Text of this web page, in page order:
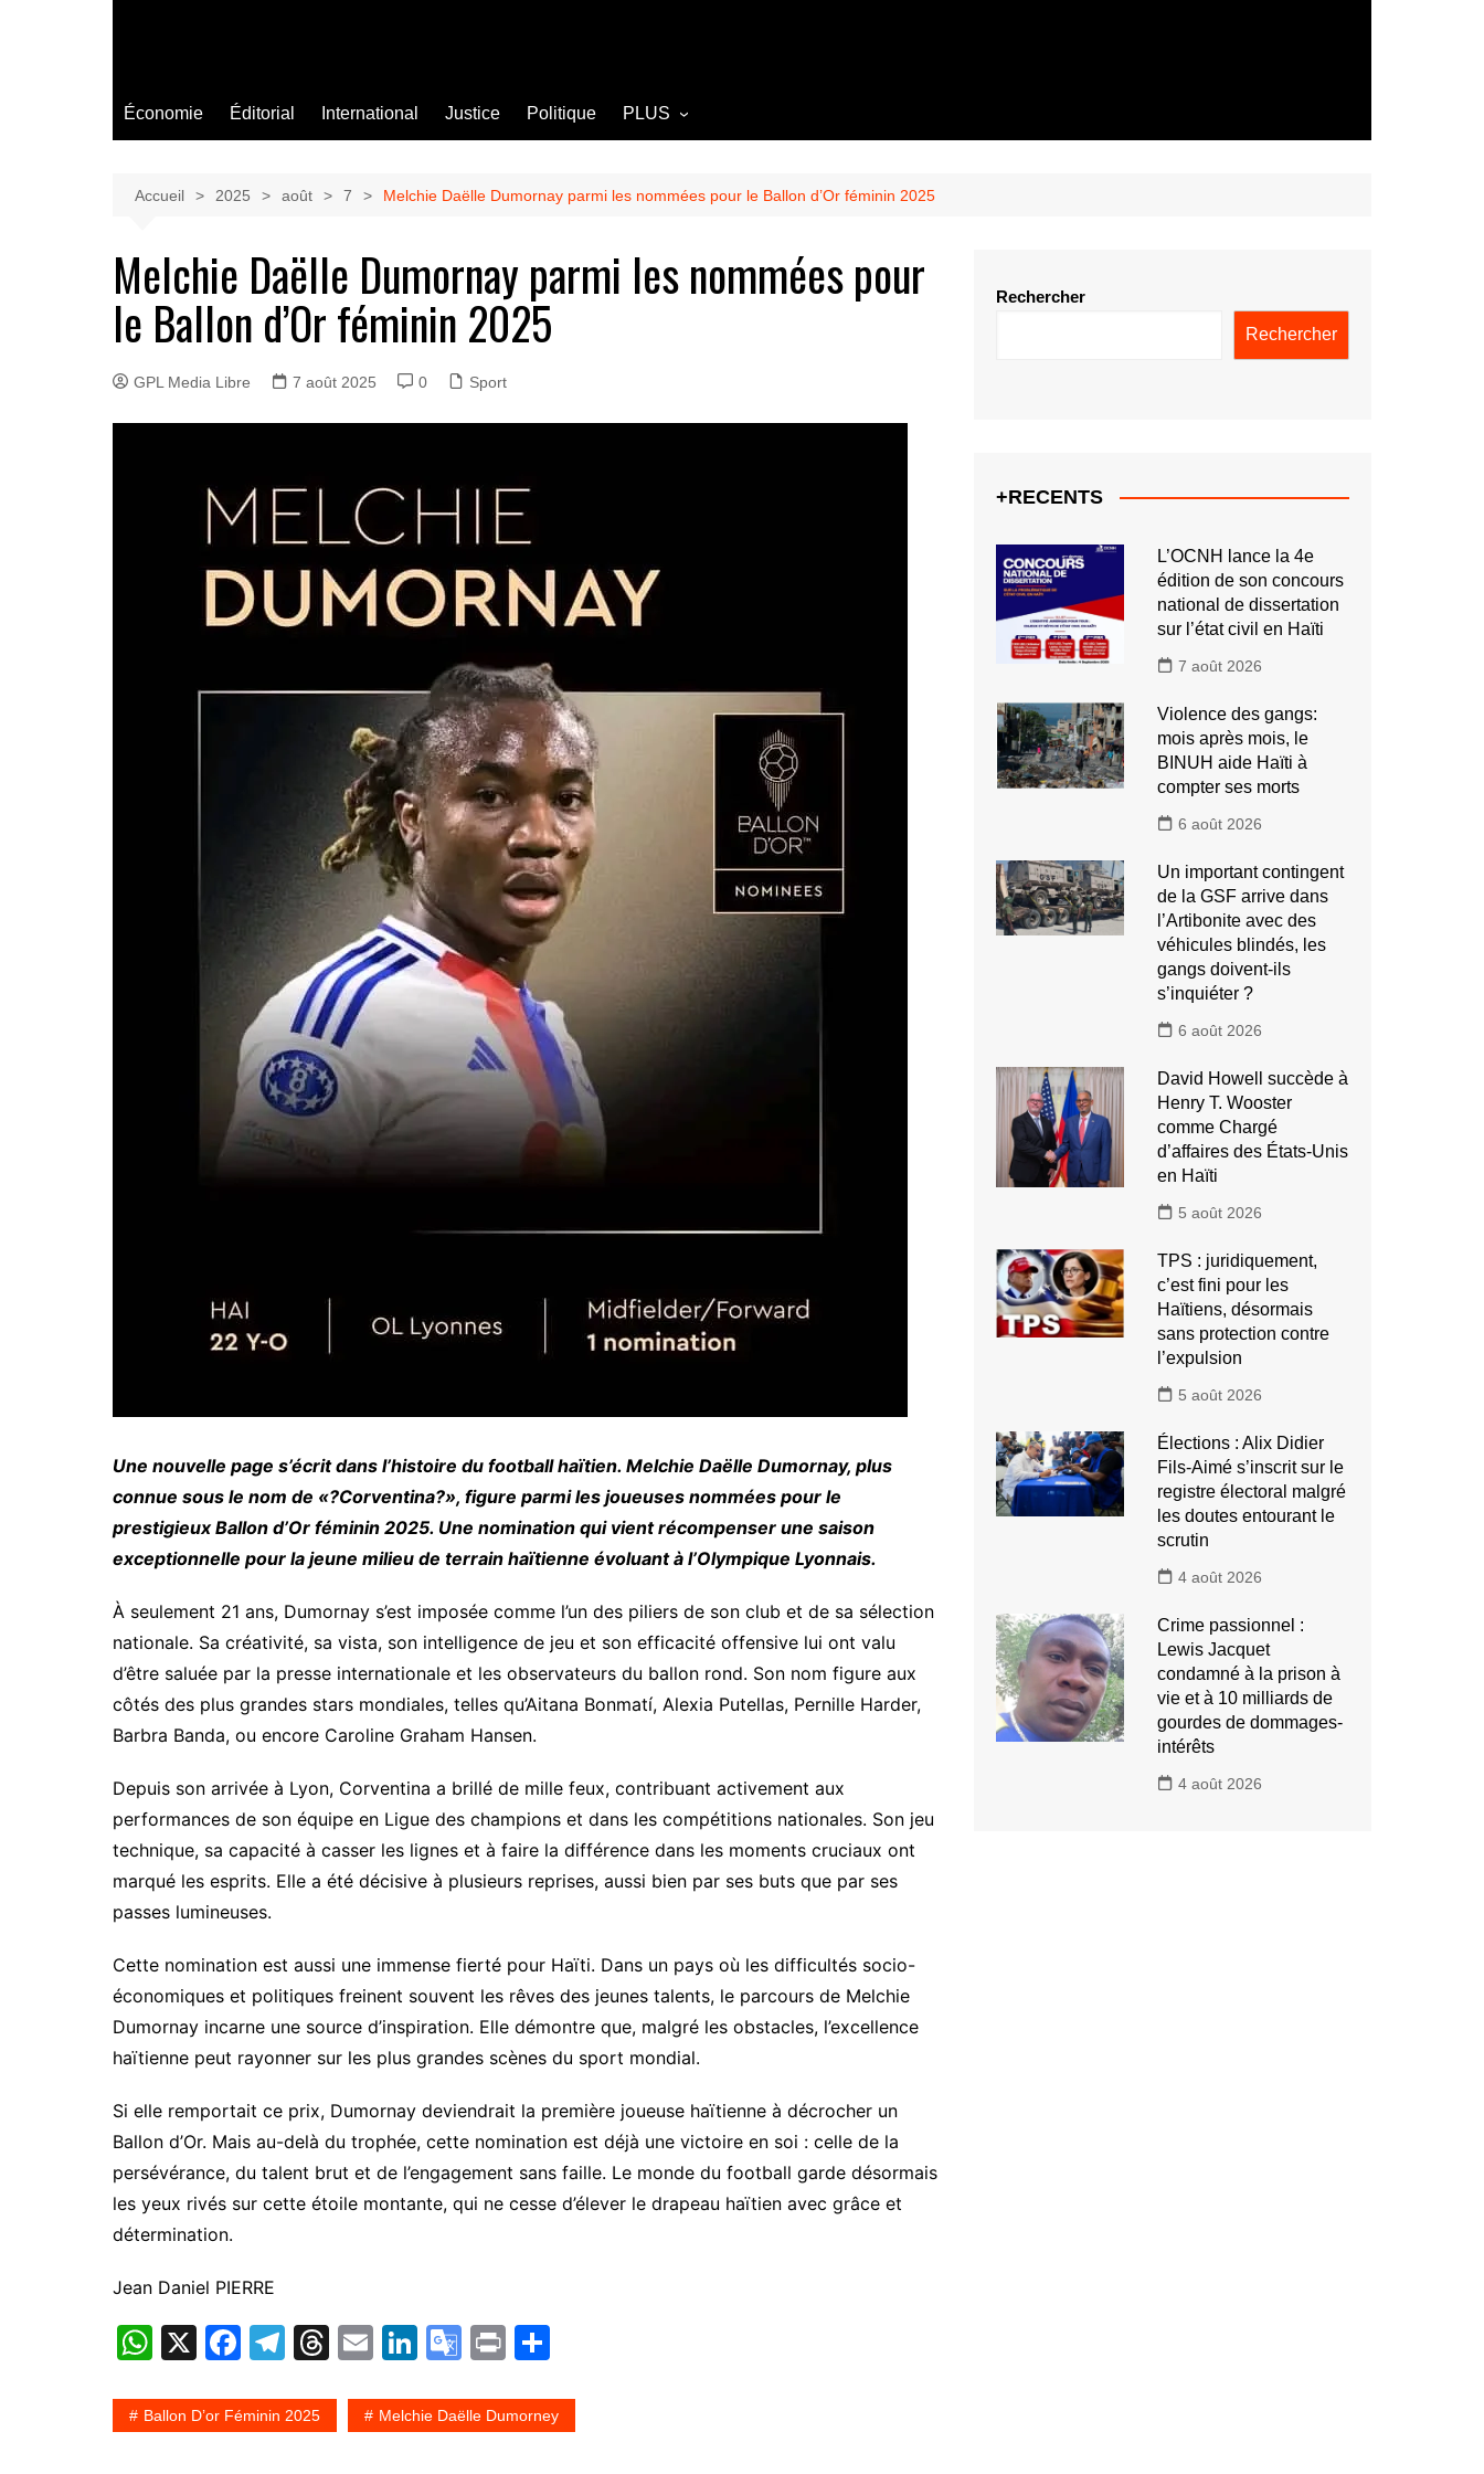
Économie Éditorial International Justice Politique PLUS
Culture
Société
Accueil 2025 août 7 Melchie Daëlle Dumornay parmi les nommées pour le Ballon d’Or féminin 2025
Melchie Daëlle Dumornay parmi les nommées pour
le Ballon d’Or féminin 2025
GPL Media Libre 7 août 2025 0 Sport
Une nouvelle page s’écrit dans l’histoire du football haïtien. Melchie Daëlle Dumornay, plus
connue sous le nom de «?Corventina?», figure parmi les joueuses nommées pour le
prestigieux Ballon d’Or féminin 2025. Une nomination qui vient récompenser une saison
exceptionnelle pour la jeune milieu de terrain haïtienne évoluant à l’Olympique Lyonnais.
À seulement 21 ans, Dumornay s’est imposée comme l’un des piliers de son club et de sa sélection
nationale. Sa créativité, sa vista, son intelligence de jeu et son efficacité offensive lui ont valu
d’être saluée par la presse internationale et les observateurs du ballon rond. Son nom figure aux
côtés des plus grandes stars mondiales, telles qu’Aitana Bonmatí, Alexia Putellas, Pernille Harder,
Barbra Banda, ou encore Caroline Graham Hansen.
Depuis son arrivée à Lyon, Corventina a brillé de mille feux, contribuant activement aux
performances de son équipe en Ligue des champions et dans les compétitions nationales. Son jeu
technique, sa capacité à casser les lignes et à faire la différence dans les moments cruciaux ont
marqué les esprits. Elle a été décisive à plusieurs reprises, aussi bien par ses buts que par ses
passes lumineuses.
Cette nomination est aussi une immense fierté pour Haïti. Dans un pays où les difficultés socio-
économiques et politiques freinent souvent les rêves des jeunes talents, le parcours de Melchie
Dumornay incarne une source d’inspiration. Elle démontre que, malgré les obstacles, l’excellence
haïtienne peut rayonner sur les plus grandes scènes du sport mondial.
Si elle remportait ce prix, Dumornay deviendrait la première joueuse haïtienne à décrocher un
Ballon d’Or. Mais au-delà du trophée, cette nomination est déjà une victoire en soi : celle de la
persévérance, du talent brut et de l’engagement sans faille. Le monde du football garde désormais
les yeux rivés sur cette étoile montante, qui ne cesse d’élever le drapeau haïtien avec grâce et
détermination.
Jean Daniel PIERRE
W
at
X
F
c
T
e
T
e
E
ai
Li
k
G
o
Pr
t
ta
Ballon D’or Féminin 2025 Melchie Daëlle Dumorney
Rechercher
Rechercher
+RECENTS
L’OCNH lance la 4e
édition de son concours
national de dissertation
sur l’état civil en Haïti
7 août 2026
Violence des gangs:
mois après mois, le
BINUH aide Haïti à
compter ses morts
6 août 2026
Un important contingent
de la GSF arrive dans
l’Artibonite avec des
véhicules blindés, les
gangs doivent-ils
s’inquiéter ?
6 août 2026
David Howell succède à
Henry T. Wooster
comme Chargé
d’affaires des États-Unis
en Haïti
5 août 2026
TPS : juridiquement,
c’est fini pour les
Haïtiens, désormais
sans protection contre
l’expulsion
5 août 2026
Élections : Alix Didier
Fils-Aimé s’inscrit sur le
registre électoral malgré
les doutes entourant le
scrutin
4 août 2026
Crime passionnel :
Lewis Jacquet
condamné à la prison à
vie et à 10 milliards de
gourdes de dommages-
intérêts
4 août 2026